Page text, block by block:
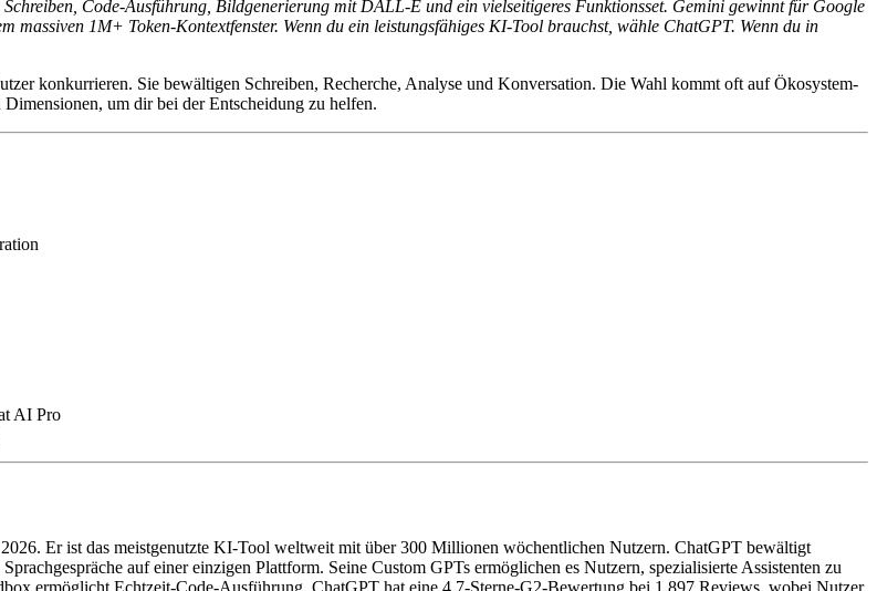
Code-Ausführung, Bildgenerierung mit DALL-E und ein vielseitigeres Funktionsset. Gemini gewinnt für Google
1M+ Token-Kontextfenster. Wenn du ein leistungsfähiges KI-Tool brauchst, wähle ChatGPT. Wenn du in
konkurrieren. Sie bewältigen Schreiben, Recherche, Analyse und Konversation. Die Wahl kommt oft auf Ökosystem-
um dir bei der Entscheidung zu helfen.
AI Pro
Er ist das meistgenutzte KI-Tool weltweit mit über 300 Millionen wöchentlichen Nutzern. ChatGPT bewältigt
auf einer einzigen Plattform. Seine Custom GPTs ermöglichen es Nutzern, spezialisierte Assistenten zu